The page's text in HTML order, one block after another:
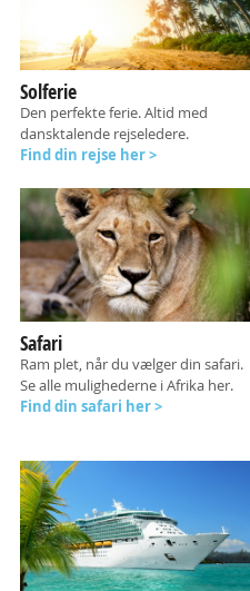
Solferie
Den perfekte ferie. Altid med
dansktalende rejseledere.
Find din rejse her >
Safari
Ram plet, når du vælger din safari.
Se alle mulighederne i Afrika her.
Find din safari her >